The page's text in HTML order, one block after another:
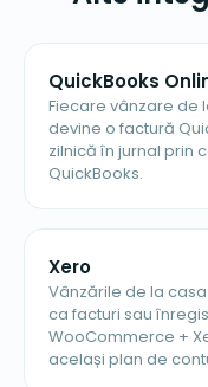
QuickBooks
Fiecare vânzare de
devine o factură
zilnică în jurnal prin
QuickBooks.
Xero
Vânzările de la
ca facturi sau
WooCommerce +
același plan de